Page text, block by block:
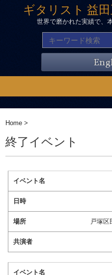
ギタリスト 益
世界で磨かれた実績で、
Home >
終了イベント
戸塚区